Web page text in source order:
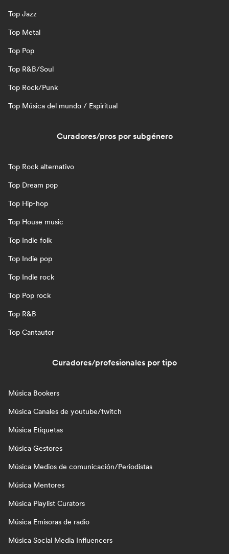
Top Jazz
Top Metal
Top Pop
Top R&B/Soul
Top Rock/Punk
Top Música del mundo / Espiritual
Curadores/pros por subgénero
Top Rock alternativo
Top Dream pop
Top Hip-hop
Top House music
Top Indie folk
Top Indie pop
Top Indie rock
Top Pop rock
Top R&B
Top Cantautor
Curadores/profesionales por tipo
Música Bookers
Música Canales de youtube/twitch
Música Etiquetas
Música Gestores
Música Medios de comunicación/Periodistas
Música Mentores
Música Playlist Curators
Música Emisoras de radio
Música Social Media Influencers